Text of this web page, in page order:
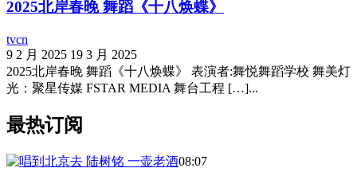
2025北岸春晚 舞蹈《十八焕蝶》
tvcn
9 2 月 2025 19 3 月 2025
2025北岸春晚 舞蹈《十八焕蝶》 表演者:舞悦舞蹈学校 舞美灯
光：聚星传媒 FSTAR MEDIA 舞台工程 […]...
最热订阅
08:07